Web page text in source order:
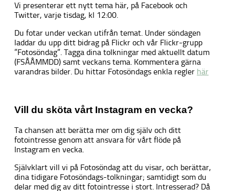
Vi presenterar ett nytt tema här, på Facebook och
Twitter, varje tisdag, kl 12:00.
Du fotar under veckan utifrån temat. Under söndagen
laddar du upp ditt bidrag på Flickr och vår Flickr-grupp
”Fotosöndag”. Tagga dina tolkningar med aktuellt datum
(FSÅÅMMDD) samt veckans tema. Kommentera gärna
varandras bilder. Du hittar Fotosöndags enkla regler här
Vill du sköta vårt Instagram en vecka?
Ta chansen att berätta mer om dig själv och ditt
fotointresse genom att ansvara för vårt flöde på
Instagram en vecka.
Självklart vill vi på Fotosöndag att du visar, och berättar,
dina tidigare Fotosöndags-tolkningar; samtidigt som du
delar med dig av ditt fotointresse i stort. Intresserad? Då